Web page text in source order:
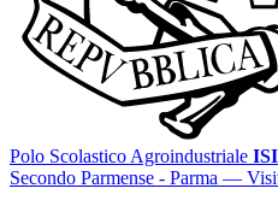
Polo Scolastico Agroindustriale
Secondo Parmense - Parma —